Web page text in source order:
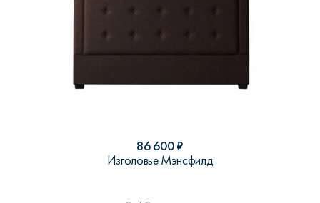
86 600₽
Изголовье Мэнсфилд